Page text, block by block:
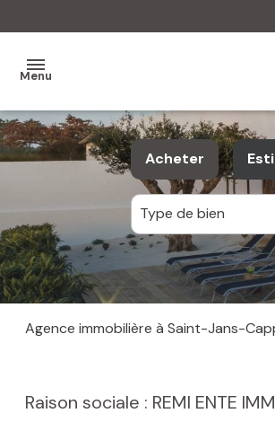
Menu
MON
MES
VENTES
MES
VENDUS
MAIL
Acheter
De l'ancien
Type de bien
Agence immobilière à Saint-Jans-
Raison sociale : REMI ENTE